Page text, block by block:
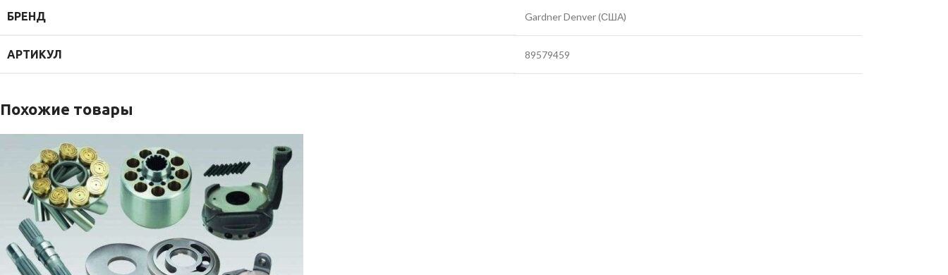
БРЕНД Gardner Denver (США)
АРТИКУЛ 89579459
Похожие товары